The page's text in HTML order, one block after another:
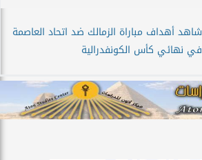
شاهد أهداف مباراة الزمالك ضد اتحاد العاصمة
في نهائي كأس الكونفدرالية